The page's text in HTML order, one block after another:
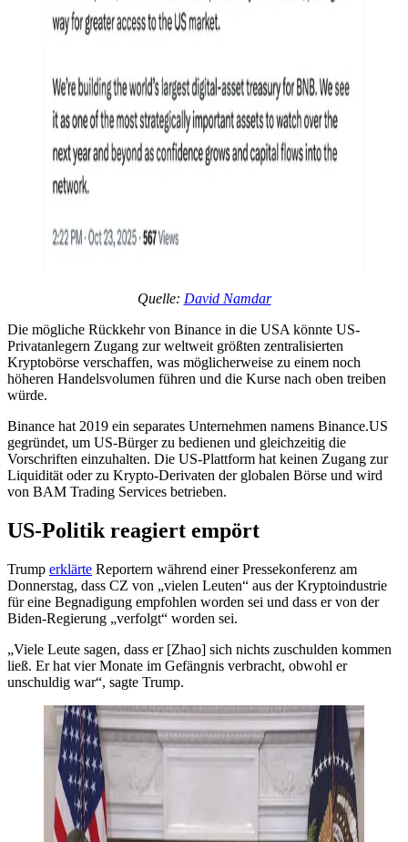
Quelle: David Namdar
Die mögliche Rückkehr von Binance in die USA könnte US-
Privatanlegern Zugang zur weltweit größten zentralisierten
Kryptobörse verschaffen, was möglicherweise zu einem noch
höheren Handelsvolumen führen und die Kurse nach oben treiben
würde.
Binance hat 2019 ein separates Unternehmen namens Binance.US
gegründet, um US-Bürger zu bedienen und gleichzeitig die
Vorschriften einzuhalten. Die US-Plattform hat keinen Zugang zur
Liquidität oder zu Krypto-Derivaten der globalen Börse und wird
von BAM Trading Services betrieben.
US-Politik reagiert empört
Trump erklärte Reportern während einer Pressekonferenz am
Donnerstag, dass CZ von „vielen Leuten“ aus der Kryptoindustrie
für eine Begnadigung empfohlen worden sei und dass er von der
Biden-Regierung „verfolgt“ worden sei.
„Viele Leute sagen, dass er [Zhao] sich nichts zuschulden kommen
ließ. Er hat vier Monate im Gefängnis verbracht, obwohl er
unschuldig war“, sagte Trump.